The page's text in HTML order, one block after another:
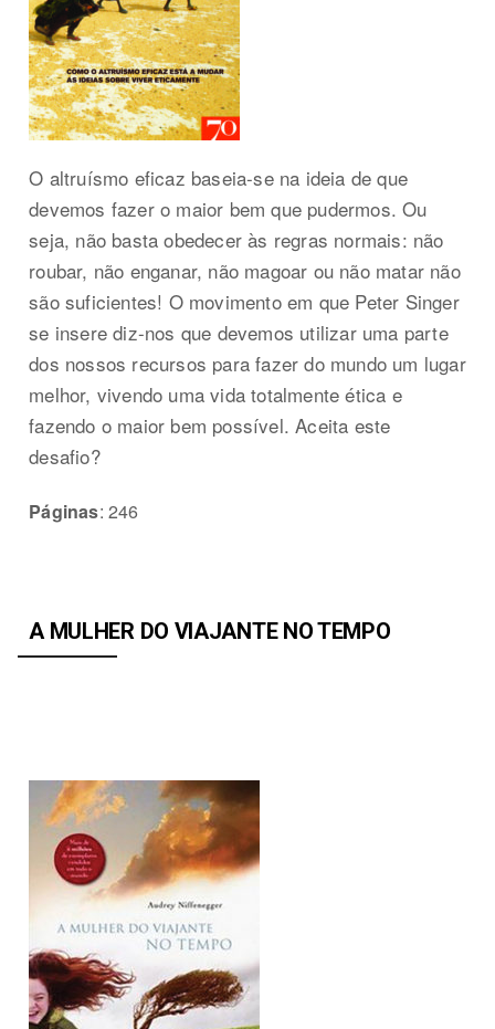
O altruísmo eficaz baseia-se na ideia de que
devemos fazer o maior bem que pudermos. Ou
seja, não basta obedecer às regras normais: não
roubar, não enganar, não magoar ou não matar não
são suficientes! O movimento em que Peter Singer
se insere diz-nos que devemos utilizar uma parte
dos nossos recursos para fazer do mundo um lugar
melhor, vivendo uma vida totalmente ética e
fazendo o maior bem possível. Aceita este
desafio?
Páginas: 246
A MULHER DO VIAJANTE NO TEMPO